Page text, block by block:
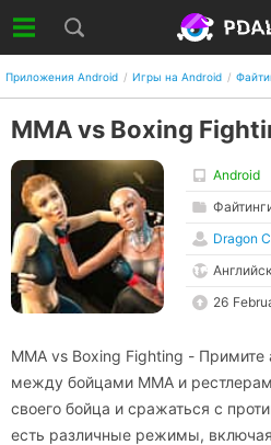
Приложения Android Игры на Android
MMA vs Boxing
Android
Dragon
26
MMA vs Boxing Fighting - Примите
между бойцами ММА и
своего бойца и сражаться с
есть различные режимы,